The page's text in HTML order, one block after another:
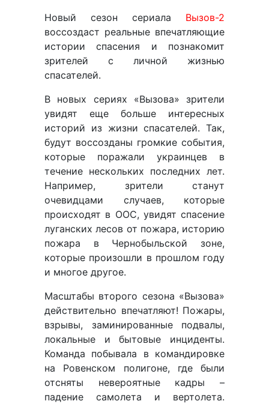
Новый сезон сериала Вызов-2
воссоздаст реальные впечатляющие
истории спасения и познакомит
зрителей с личной жизнью
спасателей.
В новых сериях «Вызова» зрители
увидят еще больше интересных
историй из жизни спасателей. Так,
будут воссозданы громкие события,
которые поражали украинцев в
течение нескольких последних лет.
Например, зрители станут
очевидцами случаев, которые
происходят в ООС, увидят спасение
луганских лесов от пожара, историю
пожара в Чернобыльской зоне,
которые произошли в прошлом году
и многое другое.
Масштабы второго сезона «Вызова»
действительно впечатляют! Пожары,
взрывы, заминированные подвалы,
локальные и бытовые инциденты.
Команда побывала в командировке
на Ровенском полигоне, где были
отсняты невероятные кадры –
падение самолета и вертолета.